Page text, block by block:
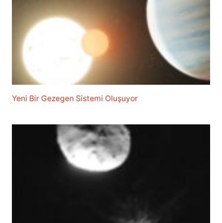
Yeni Bir Gezegen Sistemi Oluşuyor